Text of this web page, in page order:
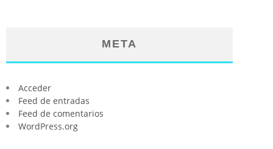
META
Acceder
Feed de entradas
Feed de comentarios
WordPress.org